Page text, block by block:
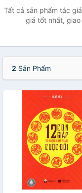
Tất cả sản phẩm tác
giá tốt nhất, giao
2 Sản Phẩm